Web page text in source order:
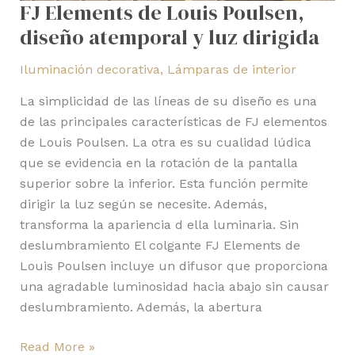
FJ Elements de Louis Poulsen,
diseño atemporal y luz dirigida
Iluminación decorativa, Lámparas de interior
La simplicidad de las líneas de su diseño es una
de las principales características de FJ elementos
de Louis Poulsen. La otra es su cualidad lúdica
que se evidencia en la rotación de la pantalla
superior sobre la inferior. Esta función permite
dirigir la luz según se necesite. Además,
transforma la apariencia d ella luminaria. Sin
deslumbramiento El colgante FJ Elements de
Louis Poulsen incluye un difusor que proporciona
una agradable luminosidad hacia abajo sin causar
deslumbramiento. Además, la abertura
Read More »